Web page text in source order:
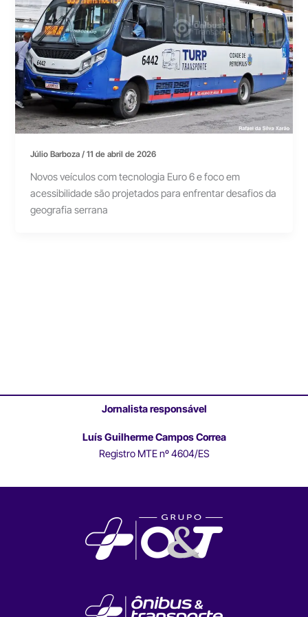
Júlio Barboza/11 de abril de 2026
Novos veículos com tecnologia Euro 6 e foco em
acessibilidade são projetados para enfrentar desafios da
geografia serrana
Jornalista responsável
Luís Guilherme Campos Correa
Registro MTE nº 4604/ES